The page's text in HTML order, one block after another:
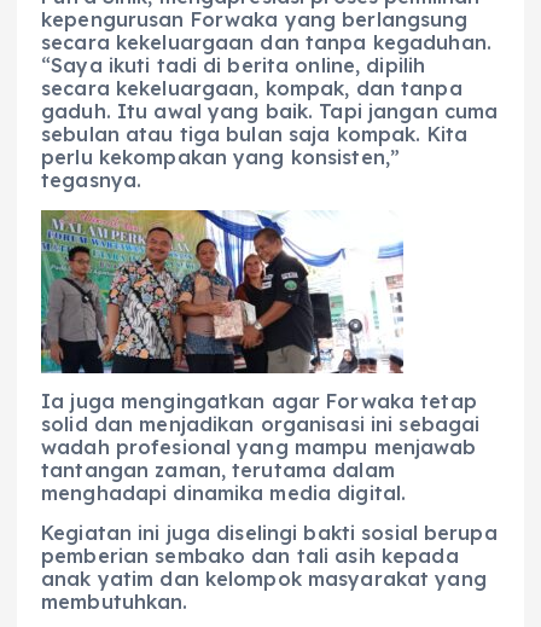
kepengurusan Forwaka yang berlangsung
secara kekeluargaan dan tanpa kegaduhan.
“Saya ikuti tadi di berita online, dipilih
secara kekeluargaan, kompak, dan tanpa
gaduh. Itu awal yang baik. Tapi jangan cuma
sebulan atau tiga bulan saja kompak. Kita
perlu kekompakan yang konsisten,”
tegasnya.
Ia juga mengingatkan agar Forwaka tetap
solid dan menjadikan organisasi ini sebagai
wadah profesional yang mampu menjawab
tantangan zaman, terutama dalam
menghadapi dinamika media digital.
Kegiatan ini juga diselingi bakti sosial berupa
pemberian sembako dan tali asih kepada
anak yatim dan kelompok masyarakat yang
membutuhkan.